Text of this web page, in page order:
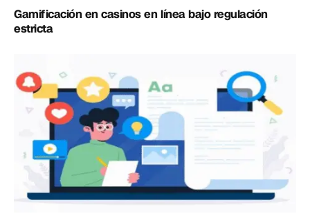
Gamificación en casinos en línea bajo regulación
estricta